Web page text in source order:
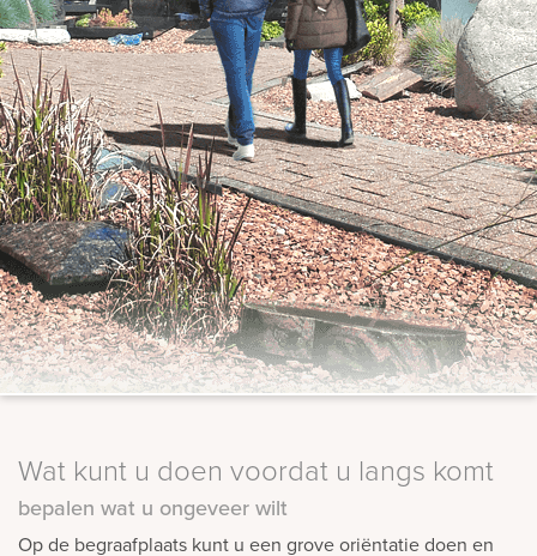
Wat kunt u doen voordat u langs komt
bepalen wat u ongeveer wilt
Op de begraafplaats kunt u een grove oriëntatie doen en